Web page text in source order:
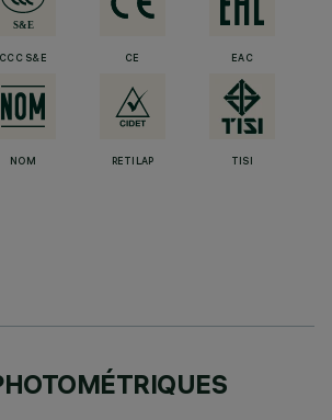
CCC S&E CE EAC
NOM RETILAP TISI